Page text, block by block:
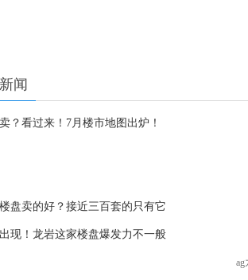
闻
？看过来！7月楼市地图出炉！
盘卖的好？接近三百套的只有它
现！龙岩这家楼盘爆发力不一般